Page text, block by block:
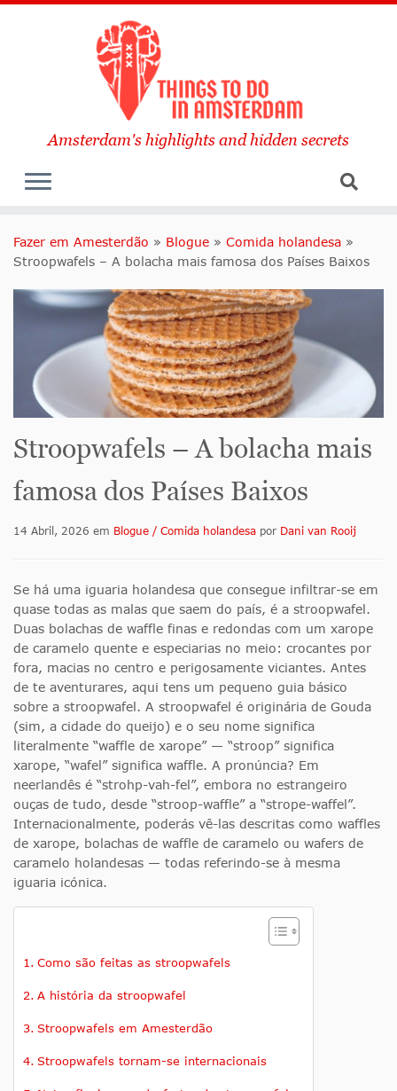
Amsterdam's highlights and hidden secrets
Fazer em Amesterdão » Blogue » Comida holandesa »
Stroopwafels – A bolacha mais famosa dos Países Baixos
Stroopwafels – A bolacha mais
famosa dos Países Baixos
14 Abril, 2026 em Blogue / Comida holandesa por Dani van Rooij
Se há uma iguaria holandesa que consegue infiltrar-se em
quase todas as malas que saem do país, é a stroopwafel.
Duas bolachas de waffle finas e redondas com um xarope
de caramelo quente e especiarias no meio: crocantes por
fora, macias no centro e perigosamente viciantes. Antes
de te aventurares, aqui tens um pequeno guia básico
sobre a stroopwafel. A stroopwafel é originária de Gouda
(sim, a cidade do queijo) e o seu nome significa
literalmente “waffle de xarope” — “stroop” significa
xarope, “wafel” significa waffle. A pronúncia? Em
neerlandês é “strohp-vah-fel”, embora no estrangeiro
ouças de tudo, desde “stroop-waffle” a “strope-waffel”.
Internacionalmente, poderás vê-las descritas como waffles
de xarope, bolachas de waffle de caramelo ou wafers de
caramelo holandesas — todas referindo-se à mesma
iguaria icónica.
Como são feitas as stroopwafels
A história da stroopwafel
Stroopwafels em Amesterdão
Stroopwafels tornam-se internacionais